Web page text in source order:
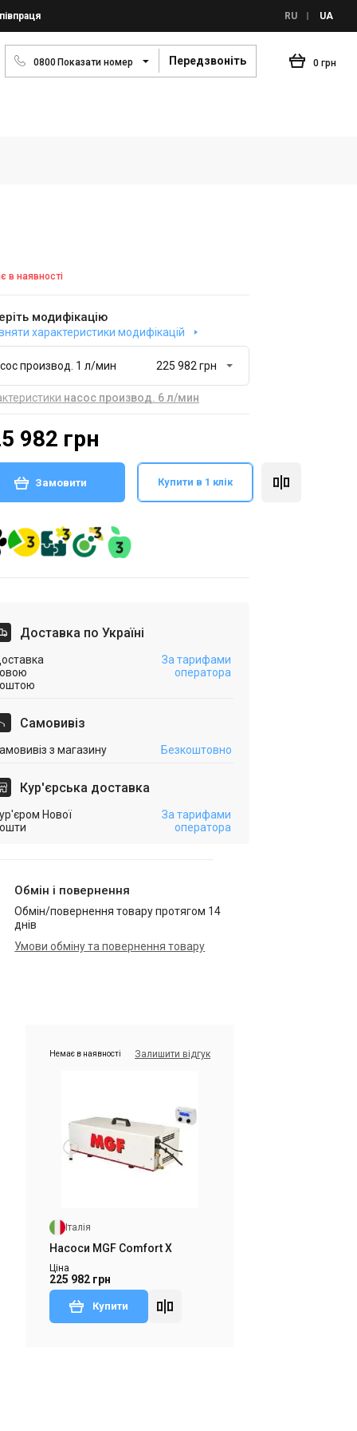
RU UA
0800Показати номер Передзвоніть 0 грн
в наявності
модифікацію
характеристики модифікацій
производ. 1 л/мин
насос производ. 6 л/мин
982 грн
Замовити Купити в 1 клік
Доставка по Україні
За тарифами
оператора
Самовивіз
з магазину Безкоштовно
Кур'єрська доставка
Нової
За тарифами
оператора
Обмін і повернення
Обмін/повернення товару протягом 14
днів
Умови обміну та повернення товару
Немає в наявності Залишити відгук
Італія
Насоси MGF Comfort X
Ціна
225 982 грн
Купити